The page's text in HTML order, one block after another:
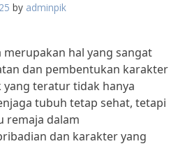
by adminpik
hal yang sangat
dan pembentukan karakter
yang teratur tidak hanya
tubuh tetap sehat, tetapi
remaja dalam
dan karakter yang